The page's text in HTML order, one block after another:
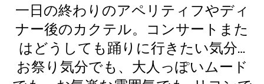
一日の終わりのアペリティフやディ
ナー後のカクテル。コンサートまた
はどうしても踊りに行きたい気分…
お祭り気分でも、大人っぽいムード